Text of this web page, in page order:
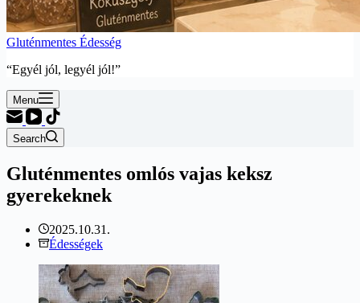
Gluténmentes Édesség
“Egyél jól, legyél jól!”
Menu
Search
Gluténmentes omlós vajas keksz
gyerekeknek
2025.10.31.
Édességek